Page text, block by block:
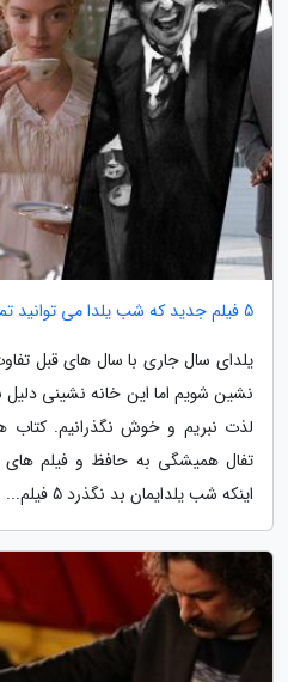
5 فیلم جدید که شب یلدا می توانید تماشا کنید
یلدای سال جاری با سال های قبل
نشین شویم اما این خانه نشینی
لذت نبریم و خوش نگذرانیم. کتاب
تفال همیشگی به حافظ و فیلم های
اینکه شب یلدایمان بد نگذرد 5 فیلم...